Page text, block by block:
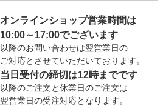
オンラインショップ営業時間は
10:00～17:00でございます
以降のお問い合わせは翌営業日の
ご対応とさせていただいております。
当日受付の締切は12時までです
以降のご注文と休業日のご注文は
翌営業日の受注対応となります。